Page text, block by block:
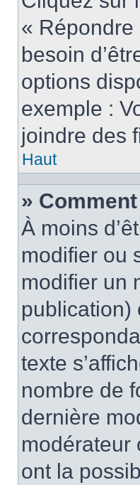
« Répondre
besoin
options
exemple :
joindre des
Haut
»
À moins
modifier ou
modifier un
texte
nombre de
dernière
modérateur
ont la